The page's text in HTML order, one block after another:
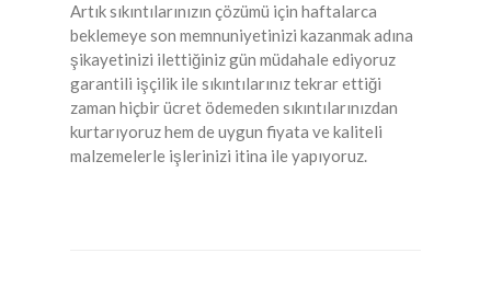
Artık sıkıntılarınızın çözümü için haftalarca
beklemeye son memnuniyetinizi kazanmak adına
şikayetinizi ilettiğiniz gün müdahale ediyoruz
garantili işçilik ile sıkıntılarınız tekrar ettiği
zaman hiçbir ücret ödemeden sıkıntılarınızdan
kurtarıyoruz hem de uygun fiyata ve kaliteli
malzemelerle işlerinizi itina ile yapıyoruz.